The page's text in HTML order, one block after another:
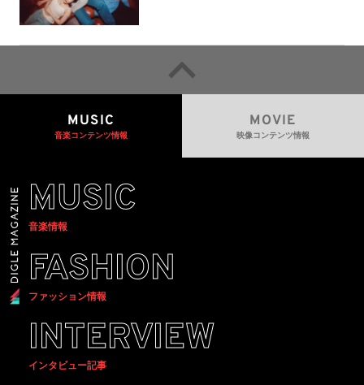
MUSIC
音楽コンテンツ情報
MOVIE
映像コンテンツ情報
MUSIC
音楽情報
FASHION
ファッション情報
INTERVIEW
インタビュー記事